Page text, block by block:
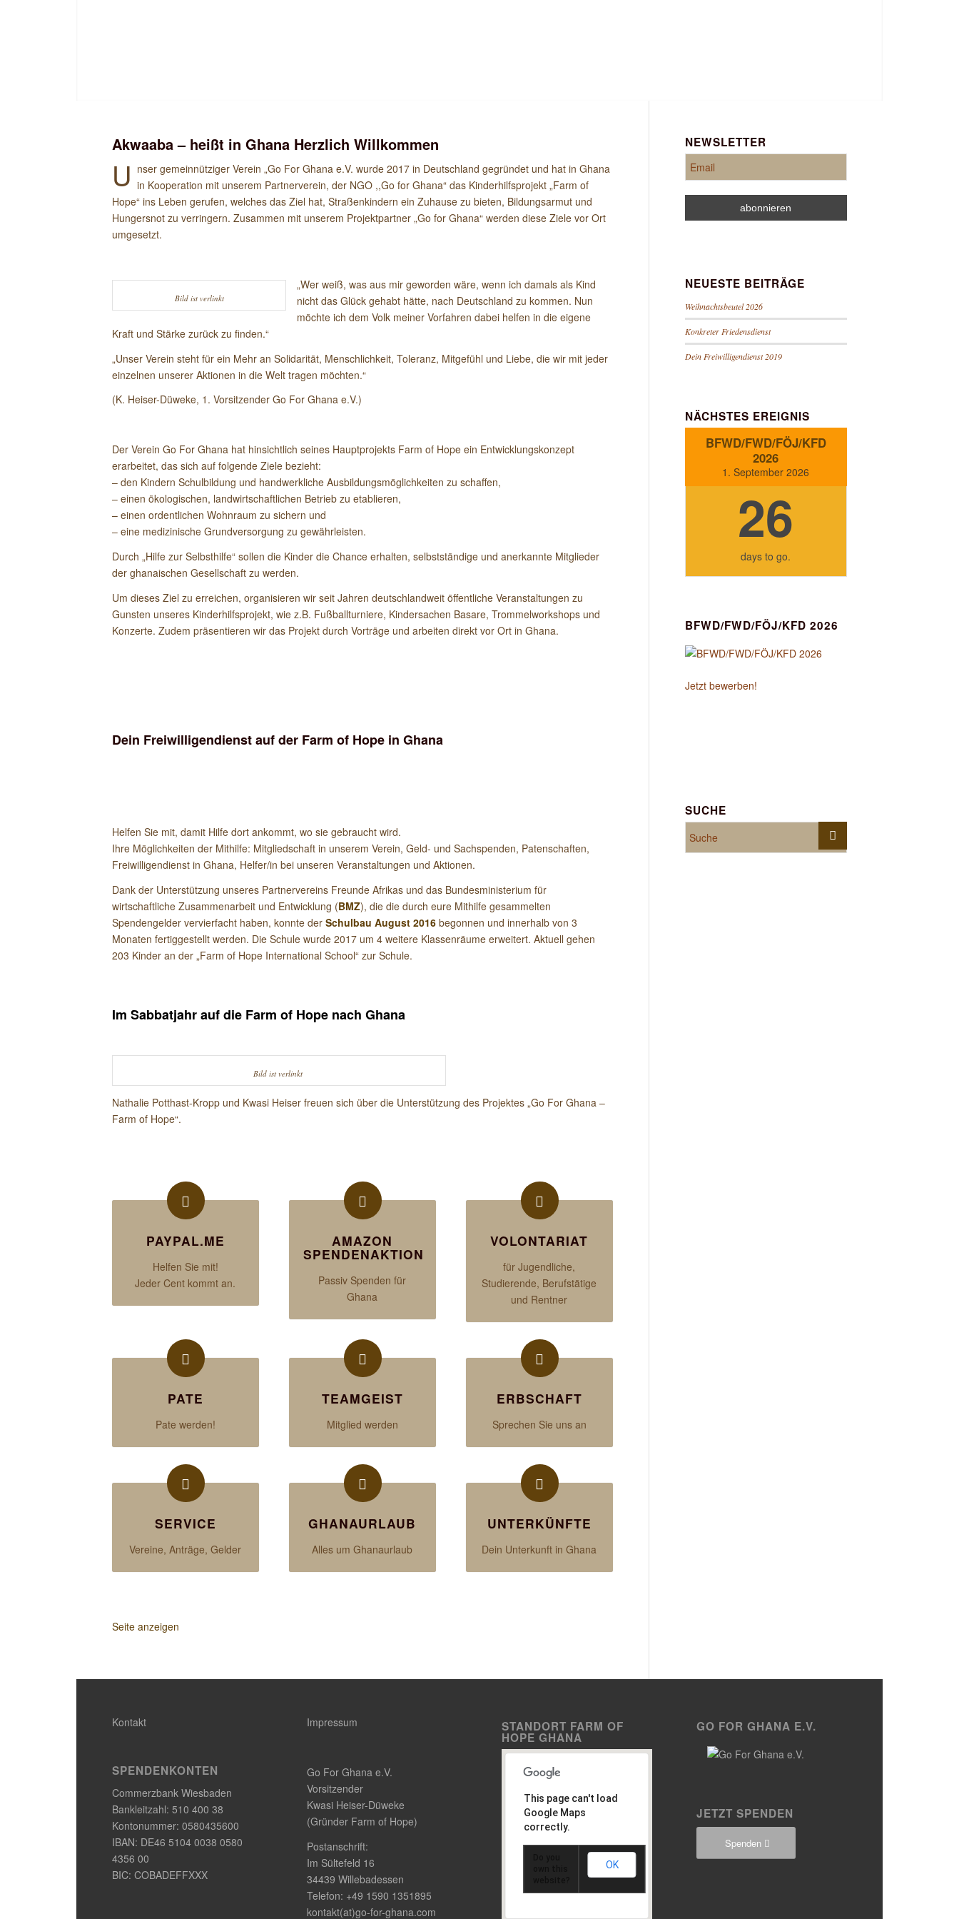
Akwaaba – heißt in Ghana Herzlich Willkommen
U nser gemeinnütziger Verein „Go For Ghana e.V. wurde 2017 in Deutschland gegründet und hat in Ghana
in Kooperation mit unserem Partnerverein, der NGO ,,Go for Ghana“ das Kinderhilfsprojekt „Farm of
Hope“ ins Leben gerufen, welches das Ziel hat, Straßenkindern ein Zuhause zu bieten, Bildungsarmut und
Hungersnot zu verringern. Zusammen mit unserem Projektpartner „Go for Ghana“ werden diese Ziele vor Ort
umgesetzt.
Bild ist verlinkt
„Wer weiß, was aus mir geworden wäre, wenn ich damals als Kind
nicht das Glück gehabt hätte, nach Deutschland zu kommen. Nun
möchte ich dem Volk meiner Vorfahren dabei helfen in die eigene
Kraft und Stärke zurück zu finden.“
„Unser Verein steht für ein Mehr an Solidarität, Menschlichkeit, Toleranz, Mitgefühl und Liebe, die wir mit jeder
einzelnen unserer Aktionen in die Welt tragen möchten.“
(K. Heiser-Düweke, 1. Vorsitzender Go For Ghana e.V.)
Der Verein Go For Ghana hat hinsichtlich seines Hauptprojekts Farm of Hope ein Entwicklungskonzept
erarbeitet, das sich auf folgende Ziele bezieht:
– den Kindern Schulbildung und handwerkliche Ausbildungsmöglichkeiten zu schaffen,
– einen ökologischen, landwirtschaftlichen Betrieb zu etablieren,
– einen ordentlichen Wohnraum zu sichern und
– eine medizinische Grundversorgung zu gewährleisten.
Durch „Hilfe zur Selbsthilfe“ sollen die Kinder die Chance erhalten, selbstständige und anerkannte Mitglieder
der ghanaischen Gesellschaft zu werden.
Um dieses Ziel zu erreichen, organisieren wir seit Jahren deutschlandweit öffentliche Veranstaltungen zu
Gunsten unseres Kinderhilfsprojekt, wie z.B. Fußballturniere, Kindersachen Basare, Trommelworkshops und
Konzerte. Zudem präsentieren wir das Projekt durch Vorträge und arbeiten direkt vor Ort in Ghana.
Dein Freiwilligendienst auf der Farm of Hope in Ghana
Musik: SomedayURL: https://icons8.com/music/
Helfen Sie mit, damit Hilfe dort ankommt, wo sie gebraucht wird.
Ihre Möglichkeiten der Mithilfe: Mitgliedschaft in unserem Verein, Geld- und Sachspenden, Patenschaften,
Freiwilligendienst in Ghana, Helfer/in bei unseren Veranstaltungen und Aktionen.
Dank der Unterstützung unseres Partnervereins Freunde Afrikas und das Bundesministerium für
wirtschaftliche Zusammenarbeit und Entwicklung (BMZ), die die durch eure Mithilfe gesammelten
Spendengelder vervierfacht haben, konnte der Schulbau August 2016 begonnen und innerhalb von 3
Monaten fertiggestellt werden. Die Schule wurde 2017 um 4 weitere Klassenräume erweitert. Aktuell gehen
203 Kinder an der „Farm of Hope International School“ zur Schule.
Im Sabbatjahr auf die Farm of Hope nach Ghana
Bild ist verlinkt
Nathalie Potthast-Kropp und Kwasi Heiser freuen sich über die Unterstützung des Projektes „Go For Ghana –
Farm of Hope“.
PAYPAL.ME
Helfen Sie mit!
Jeder Cent kommt an.
AMAZON
SPENDENAKTION
Passiv Spenden für
Ghana
VOLONTARIAT
für Jugendliche,
Studierende, Berufstätige
und Rentner
PATE
Pate werden!
TEAMGEIST
Mitglied werden
ERBSCHAFT
Sprechen Sie uns an
SERVICE
Vereine, Anträge, Gelder
GHANAURLAUB
Alles um Ghanaurlaub
UNTERKÜNFTE
Dein Unterkunft in Ghana
Seite anzeigen
NEWSLETTER
NEUESTE BEITRÄGE
Weihnachtsbeutel 2026
Konkreter Friedensdienst
Dein Freiwilligendienst 2019
NÄCHSTES EREIGNIS
BFWD/FWD/FÖJ/KFD
2026
1. September 2026
26
days to go.
BFWD/FWD/FÖJ/KFD 2026
Jetzt bewerben!
SUCHE
Kontakt
SPENDENKONTEN
Commerzbank Wiesbaden
Bankleitzahl: 510 400 38
Kontonummer: 0580435600
IBAN: DE46 5104 0038 0580
4356 00
BIC: COBADEFFXXX
Impressum
Go For Ghana e.V.
Vorsitzender
Kwasi Heiser-Düweke
(Gründer Farm of Hope)
Postanschrift:
Im Sültefeld 16
34439 Willebadessen
Telefon: +49 1590 1351895
kontakt(at)go-for-ghana.com
STANDORT FARM OF
HOPE GHANA
This page can't load
Google Maps
correctly.
OK
GO FOR GHANA E.V.
JETZT SPENDEN
Spenden